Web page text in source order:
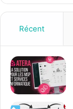
z
r
e
a
d
Récent